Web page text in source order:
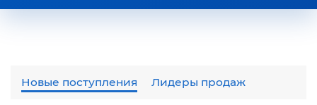
Новые поступления Лидеры продаж